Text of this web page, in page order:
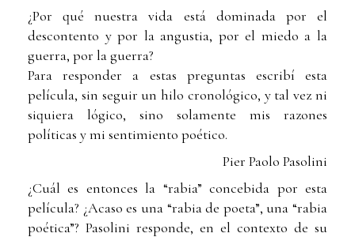
¿Por qué nuestra vida está dominada por el
descontento y por la angustia, por el miedo a la
guerra, por la guerra?
Para responder a estas preguntas escribí esta
película, sin seguir un hilo cronológico, y tal vez ni
siquiera lógico, sino solamente mis razones
políticas y mi sentimiento poético.
Pier Paolo Pasolini
¿Cuál es entonces la “rabia” concebida por esta
película? ¿Acaso es una “rabia de poeta”, una “rabia
poética”? Pasolini responde, en el contexto de su